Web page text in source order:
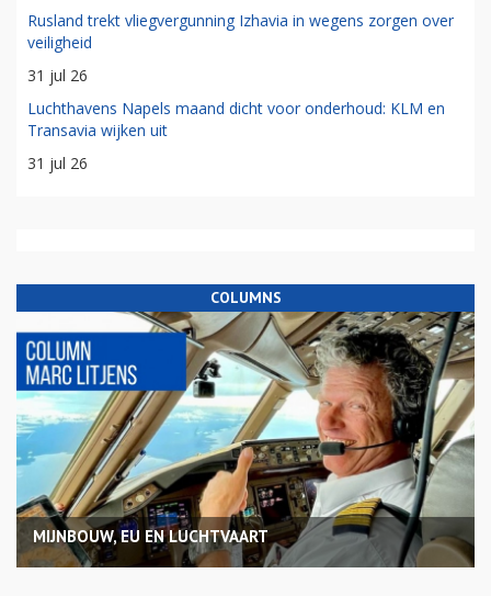
Rusland trekt vliegvergunning Izhavia in wegens zorgen over
veiligheid
31 jul 26
Luchthavens Napels maand dicht voor onderhoud: KLM en
Transavia wijken uit
31 jul 26
COLUMNS
MIJNBOUW, EU EN LUCHTVAART